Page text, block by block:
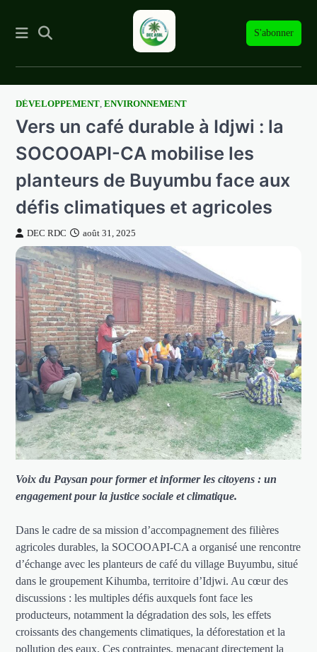
S'abonner
SkipDÉVELOPPEMENT,ENVIRONNEMENT
Vers un café durable à Idjwi : la
SOCOOAPI-CA mobilise les
planteurs de Buyumbu face aux
défis climatiques et agricoles
DEC RDC août 31, 2025
Voix du Paysan pour former et informer les citoyens : un
engagement pour la justice sociale et climatique.
Dans le cadre de sa mission d’accompagnement des filières
agricoles durables, la SOCOOAPI-CA a organisé une rencontre
d’échange avec les planteurs de café du village Buyumbu, situé
dans le groupement Kihumba, territoire d’Idjwi. Au cœur des
discussions : les multiples défis auxquels font face les
producteurs, notamment la dégradation des sols, les effets
croissants des changements climatiques, la déforestation et la
pollution des eaux. Ces contraintes, menaçant directement la